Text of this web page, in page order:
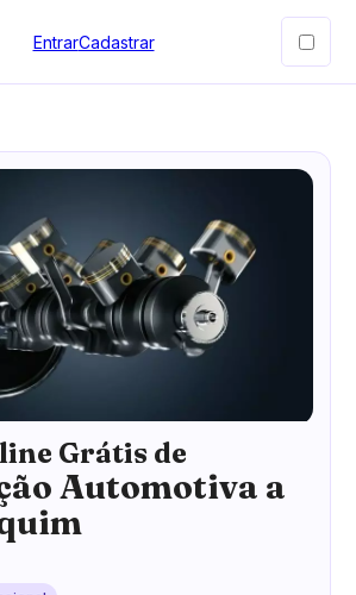
EntrarCadastrar
Grátis de
Automotiva a